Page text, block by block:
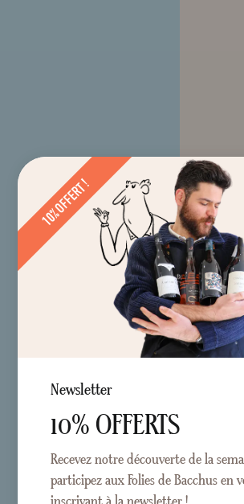
10% OFFERT !
Newsletter
10% OFFERTS
Recevez notre découverte de la
participez aux Folies de Bacchus en
inscrivant à la newsletter !